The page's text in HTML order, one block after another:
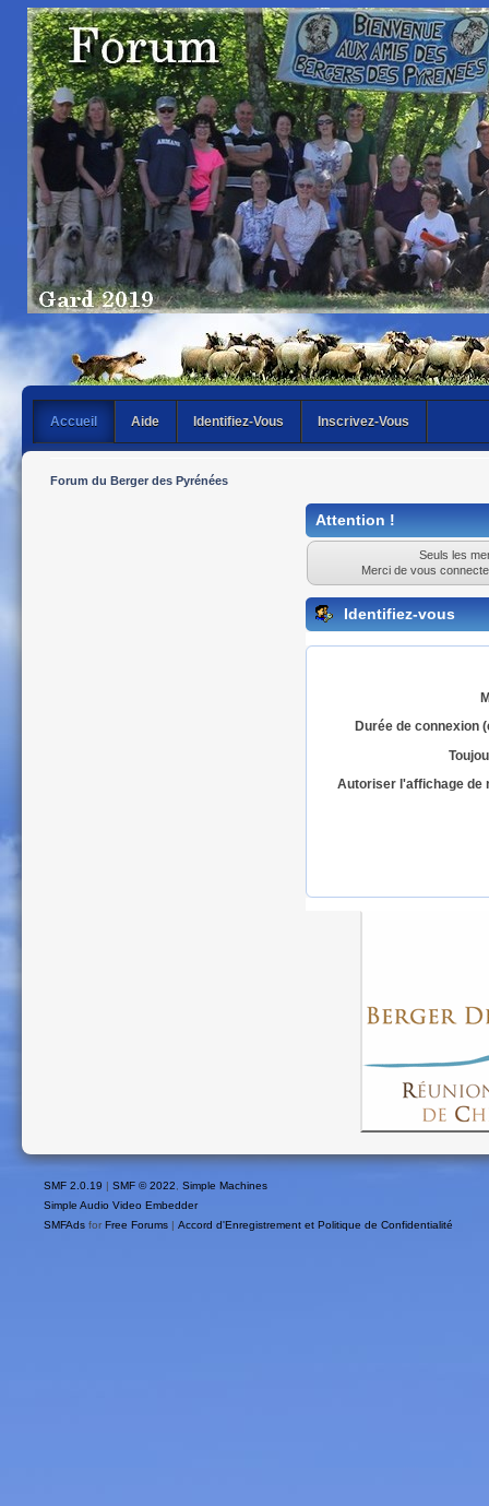
Accueil Aide Identifiez-Vous Inscrivez-Vous
Forum du Berger des Pyrénées
Attention !
Seuls les
Merci de vous
Identifiez-vous
Durée de connexion
Autoriser l'affichage de
SMF 2.0.19 | SMF © 2022, Simple Machines
Simple Audio Video Embedder
SMFAds for Free Forums | Accord d'Enregistrement et Politique de Confidentialité